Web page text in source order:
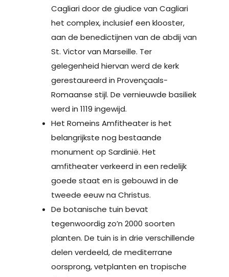
Cagliari door de giudice van Cagliari
het complex, inclusief een klooster,
aan de benedictijnen van de abdij van
St. Victor van Marseille. Ter
gelegenheid hiervan werd de kerk
gerestaureerd in Provençaals-
Romaanse stijl. De vernieuwde basiliek
werd in 1119 ingewijd.
Het Romeins Amfitheater is het
belangrijkste nog bestaande
monument op Sardinië. Het
amfitheater verkeerd in een redelijk
goede staat en is gebouwd in de
tweede eeuw na Christus.
De botanische tuin bevat
tegenwoordig zo’n 2000 soorten
planten. De tuin is in drie verschillende
delen verdeeld, de mediterrane
oorsprong, vetplanten en tropische